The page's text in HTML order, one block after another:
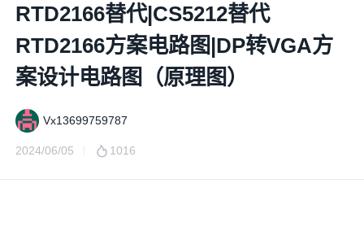
RTD2166替代|CS5212替代
RTD2166方案电路图|DP转VGA方
案设计电路图（原理图）
Vx13699759787
2024/06/05 1016